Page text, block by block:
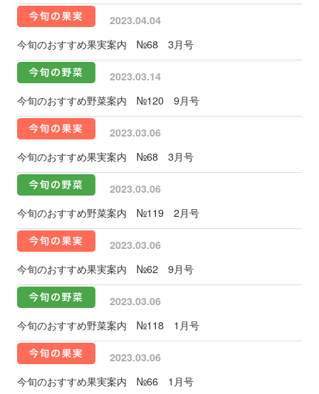
2023.04.04
今旬のおすすめ果実案内 №68 3月号
2023.03.14
今旬のおすすめ野菜案内 №120 9月号
2023.03.06
今旬のおすすめ果実案内 №68 3月号
2023.03.06
今旬のおすすめ野菜案内 №119 2月号
2023.03.06
今旬のおすすめ果実案内 №62 9月号
2023.03.06
今旬のおすすめ野菜案内 №118 1月号
2023.03.06
今旬のおすすめ果実案内 №66 1月号